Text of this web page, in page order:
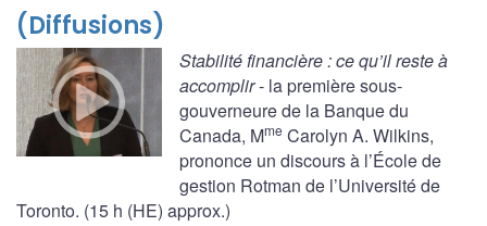
(Diffusions)
Stabilité financière : ce qu’il reste à
accomplir- la première sous-
gouverneure de la Banque du
Canada, Mme Carolyn A. Wilkins,
prononce un discours à l’École de
gestion Rotman de l’Université de
Toronto. (15 h (HE) approx.)